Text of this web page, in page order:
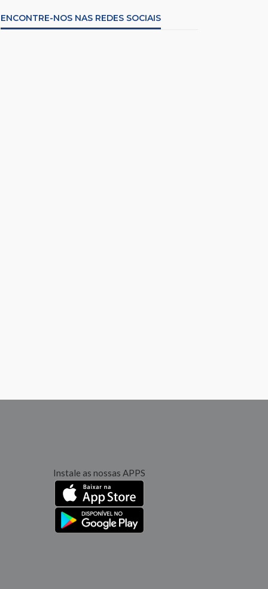
ENCONTRE-NOS NAS REDES SOCIAIS
Instale as nossas APPS